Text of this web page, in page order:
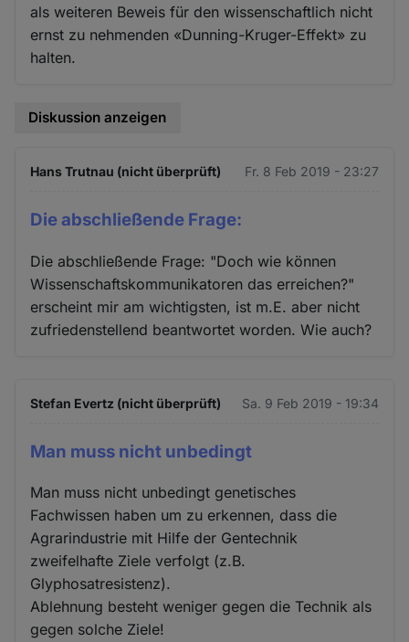
als weiteren Beweis für den wissenschaftlich nicht
ernst zu nehmenden «Dunning-Kruger-Effekt» zu
halten.
Diskussion anzeigen
Hans Trutnau (nicht überprüft) Fr. 8 Feb 2019 - 23:27
Die abschließende Frage:
Die abschließende Frage: "Doch wie können
Wissenschaftskommunikatoren das erreichen?"
erscheint mir am wichtigsten, ist m.E. aber nicht
zufriedenstellend beantwortet worden. Wie auch?
Stefan Evertz (nicht überprüft) Sa. 9 Feb 2019 - 19:34
Man muss nicht unbedingt
Man muss nicht unbedingt genetisches
Fachwissen haben um zu erkennen, dass die
Agrarindustrie mit Hilfe der Gentechnik
zweifelhafte Ziele verfolgt (z.B.
Glyphosatresistenz).
Ablehnung besteht weniger gegen die Technik als
gegen solche Ziele!